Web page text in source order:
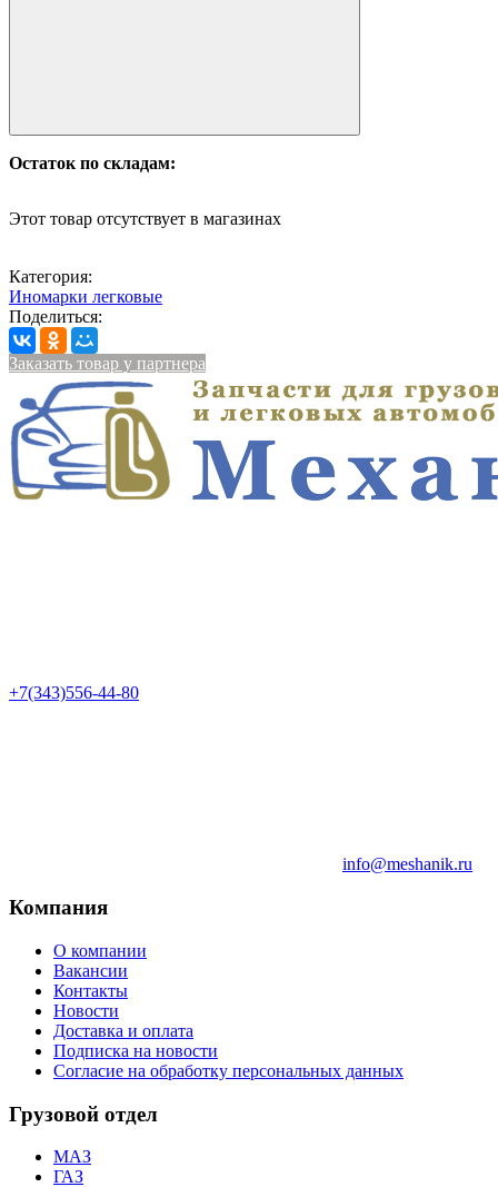
Остаток по складам:
Этот товар отсутствует в магазинах
Категория:
Иномарки легковые
Поделиться:
Заказать товар у партнера
+7(343)556-44-80
info@meshanik.ru
Компания
О компании
Вакансии
Контакты
Новости
Доставка и оплата
Подписка на новости
Согласие на обработку персональных данных
Грузовой отдел
МАЗ
ГАЗ